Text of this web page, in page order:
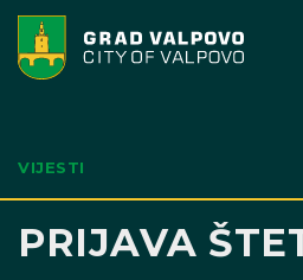
VIJESTI
PRIJAVA